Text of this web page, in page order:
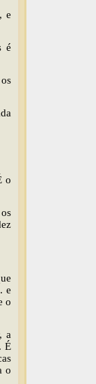
e
é
o
e
o
a
É
o